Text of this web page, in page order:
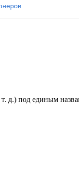
д.) под единым